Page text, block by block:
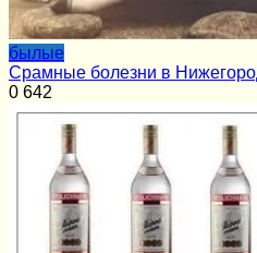
былые
Срамные болезни в
0 642